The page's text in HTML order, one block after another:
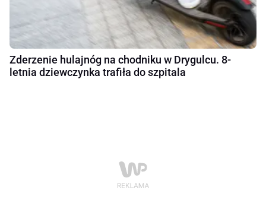
Zderzenie hulajnóg na chodniku w Drygulcu. 8-
letnia dziewczynka trafiła do szpitala